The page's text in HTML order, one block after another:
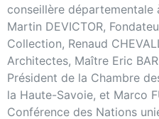
conseillère départementale
Martin DEVICTOR,
Collection, Renaud
Architectes, Maître Eric
Président de la Chambre
la Haute-Savoie, et Marco
Conférence des Nations